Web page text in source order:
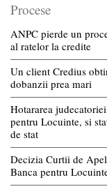
Procese
ANPC pierde un
al ratelor la credite
Un client Credius
dobanzii prea mari
Hotararea
pentru Locuinte, si
de stat
Decizia Curtii de
Banca pentru